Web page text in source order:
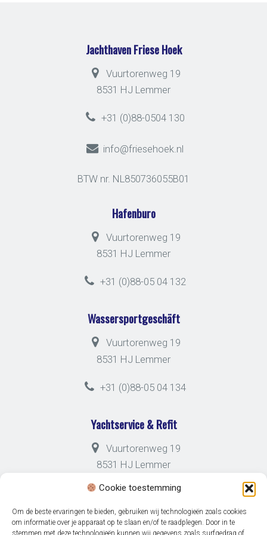
Cookie toestemming
Om de beste ervaringen te bieden, gebruiken wij technologieën zoals cookies
om informatie over je apparaat op te slaan en/of te raadplegen. Door in te
stemmen met deze technologieën kunnen wij gegevens zoals surfgedrag of
Jachthaven Friese Hoek
Vuurtorenweg 19
8531 HJ Lemmer
+31 (0)88-0504 130
info@friesehoek.nl
BTW nr. NL850736055B01
Hafenburo
Vuurtorenweg 19
8531 HJ Lemmer
+31 (0)88-05 04 132
Wassersportgeschäft
Vuurtorenweg 19
8531 HJ Lemmer
+31 (0)88-05 04 134
Yachtservice & Refit
Vuurtorenweg 19
8531 HJ Lemmer
+31 (0)88-05 04 133